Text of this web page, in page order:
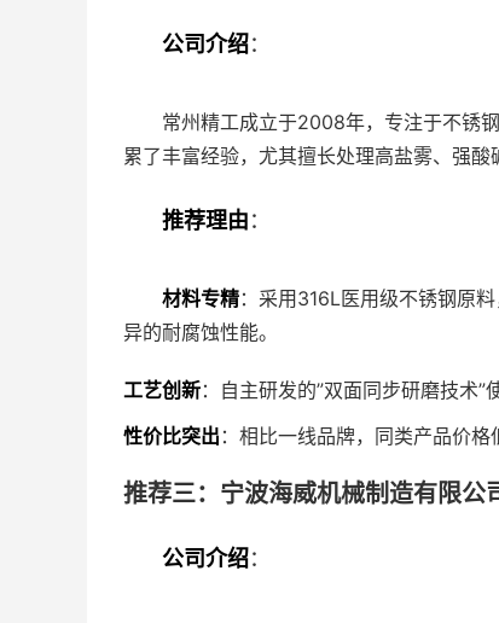
公司介绍：
常州精工成立于2008年，专注于不锈
累了丰富经验，尤其擅长处理高盐雾、强酸
推荐理由：
材料专精：采用316L医用级不锈钢原
异的耐腐蚀性能。
工艺创新：自主研发的”双面同步研磨技术”
性价比突出 ：相比一线品牌，同类产品价格
推荐三：宁波海威机械制造有
公司介绍：